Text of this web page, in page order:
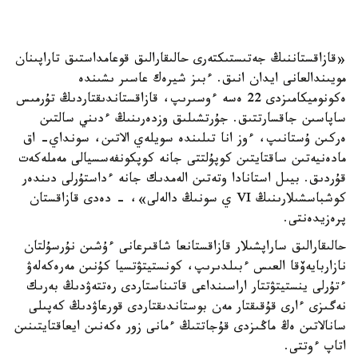
«قازاقستاننىڭ جەتىستىكتەرى حالىقارالىق قوعامداستىق تاراپىنان
مويىندالعانى ايدان انىق. ءبىز شيرەك عاسىر ىشىندە
ەكونوميكامىزدى 22 ەسە ءوسىرىپ، قازاقستاندىقتاردىڭ تۇرمىس
ساپاسىن جاقسارتتىق. جۇرتشىلىق وزدەرىنىڭ ءدىني سالتىن
ەركىن ۇستانىپ، ءوز انا تىلىندە سويلەي الاتىن، سونداي- اق
مادەنيەتىن ساقتايتىن كوپۇلتتى جانە كوپكونفەسسيالى مەملەكەت
قۇردىق. بيىل استانادا وتەتىن الەمدىك جانە ءداستۇرلى دىندەر
كوشباسشىلارىنىڭ VI ي سونىڭ دالەلى»، - دەدى قازاقستان
پرەزيدەنتى.
حالىقارالىق ساراپشىلار قازاقستانعا شاقىرعانى ءۇشىن نۇرسۇلتان
نازاربايەۆقا العىس ءبىلدىرىپ، كونستيتۋتسيا كۇنىن مەرەكەلەۋ
ءتۇرلى ينستيتۋتتار اراسىنداعى قاتىناستاردى رەتتەۋدىڭ بەرىك
نەگىزى ءارى قۇقىقتار مەن بوستاندىقتاردى قورعاۋدىڭ كەپىلى
سانالاتىن ەڭ ماڭىزدى قۇجاتتىڭ ءمانى زور ەكەنىن ايعاقتايتىنىن
اتاپ ءوتتى.